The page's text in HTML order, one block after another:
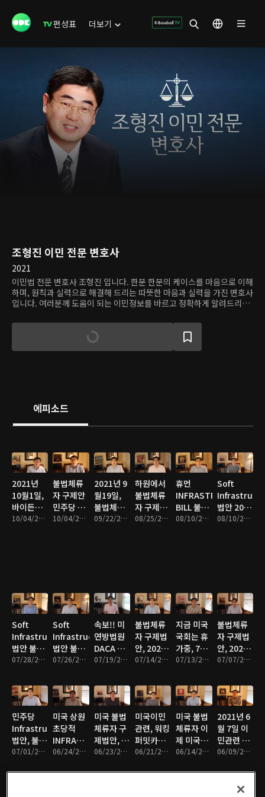
편성표 더보기
조형진 이민 전문 변호사
2021
이민법 전문 변호사 조형진 입니다. 한분 한분의 케이스를 마음으로 이해
하며, 원칙과 실력으로 해결해 드리는 따뜻한 마음과 실력을 가진 변호사
입니다. 여러분께 도움이 되는 이민정보를 바르고 정확하게 알려드리는
을 다해 해결해 드리겠습니다.
에피소드
2021년
10월1일,
바이든정
부 불법체
10/04/2021 • 16분
불법체류
자 구제안
민주당 플
랜 B
10/04/2021 • 11분
2021년 9
월19일,
불법체류
자 구제법
09/22/2021 • 9분
하원에서
불법체류
자 구제안
이 포함된
08/25/2021 • 14분
휴먼
INFRASTRUCTURE
BILL 불법
체류자 구
08/10/2021 • 11분
Soft
법안 2021
년 8월4일
08/10/2021 • 11분
Soft
Infrastructure
법안 불법
체류자 구
련, 2021
년 7월26
일 최신 업
데이트
07/28/2021 • 13분
Soft
Infrastructure
법안 불법
체류자 구
련, 2021
년 7월22
일 현재 업
데이트
07/26/2021 • 11분
속보!! 미
연방법원
DACA 새
로운 신청
령!!
07/19/2021 • 9분
불법체류
자 구제법
안, 2021
년 7월14
망적 속보
입니다!!
07/14/2021 • 13분
지금 미국
국회는 휴
가중, 7월
11일 현재
자 구제법
안 상황 업
데이트
07/13/2021 • 11분
불법체류
자 구제법
안, 2020
년 7월 6일
주 민주당
하원의원
가르시아
發 좋은소
식 업데이
트.
07/07/2021 • 10분
민주당
Infrastructure
법안, 불법
이민자 구
6/29/2021
07/01/2021 • 11분
미국 상원
초당적
INFRASTRUCTURE
법안 합의
불법체류
06/24/2021 • 14분
미국 불법
체류자 구
제법안, 버
니 샌더스
식 업데이
06/23/2021 • 11분
미국이민
관련, 워킹
퍼밋카드
(I-765) 에
하신점 알
06/21/2021 • 10분
미국 불법
체류자 이
제 미국내
에서 영주
없나요?
06/14/2021 • 9분
2021년 6
월 7일 이
민관련 대
법원 판결
명
06/09/2021 • 11분